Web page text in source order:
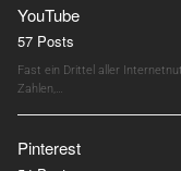
YouTube
57 Posts
Fast ein Drittel aller
Zahlen,…
Pinterest